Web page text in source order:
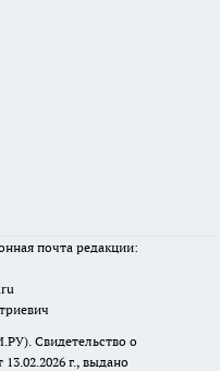
почта редакции:
Свидетельство о
г., выдано